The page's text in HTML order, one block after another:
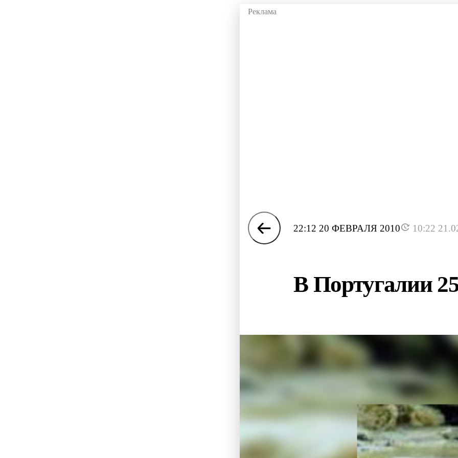
22:12 20 ФЕВРАЛЯ 2010 10:22
В Португалии